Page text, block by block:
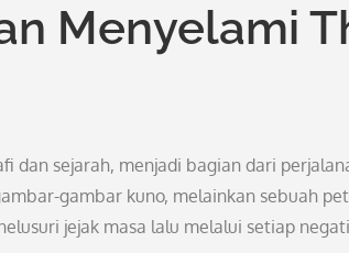
Menyelami
dan sejarah, menjadi bagian dari
gambar kuno, melainkan sebuah
jejak masa lalu melalui setiap